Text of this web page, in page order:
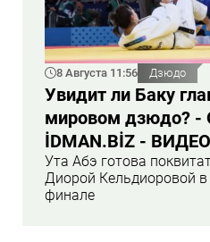
8 Августа 11:56 Дзюдо
Увидит ли Баку
мировом дзюдо?
İDMAN.BİZ - ВИДЕО
Ута Абэ готова
Диорой Кельдиоровой
финале